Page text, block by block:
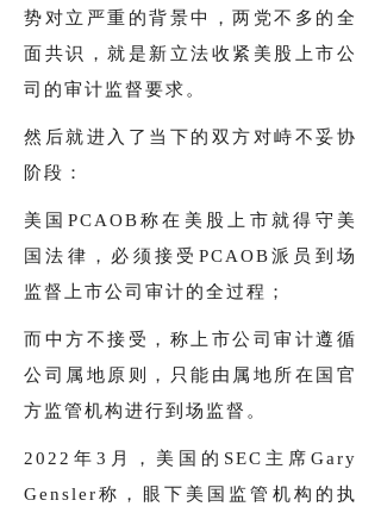
势对立严重的背景中，两党不多的全
面共识，就是新立法收紧美股上市公
司的审计监督要求。
然后就进入了当下的双方对峙不妥协
阶段：
美国PCAOB称在美股上市就得守美
国法律，必须接受PCAOB派员到场
监督上市公司审计的全过程；
而中方不接受，称上市公司审计遵循
公司属地原则，只能由属地所在国官
方监管机构进行到场监督。
2022年3月，美国的SEC主席Gary
Gensler称，眼下美国监管机构的执